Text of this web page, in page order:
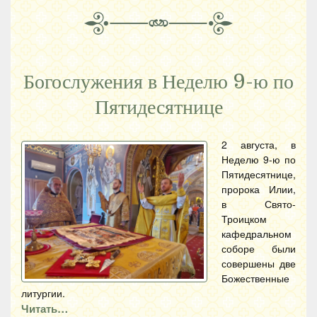
Богослужения в Неделю 9-ю по
Пятидесятнице
2 августа, в
Неделю 9-ю по
Пятидесятнице,
пророка Илии,
в Свято-
Троицком
кафедральном
соборе были
совершены две
Божественные
литургии.
Читать…